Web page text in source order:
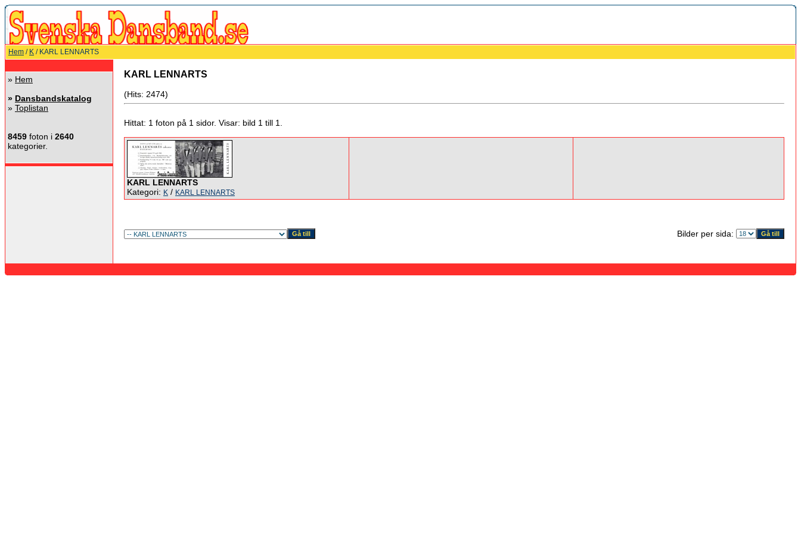
Hem / K / KARL LENNARTS
» Hem
» Dansbandskatalog
» Toplistan
8459 foton i 2640
kategorier.
KARL LENNARTS
(Hits: 2474)
Hittat: 1 foton på 1 sidor. Visar: bild 1 till 1.
KARL LENNARTS
Kategori: K / KARL LENNARTS
Bilder per sida: